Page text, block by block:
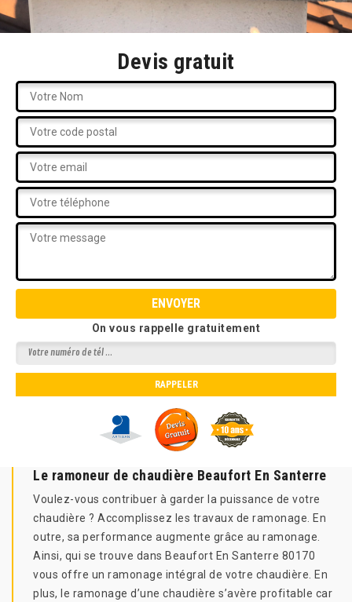
Devis gratuit
On vous rappelle gratuitement
Le ramoneur de chaudière Beaufort En Santerre
Voulez-vous contribuer à garder la puissance de votre
chaudière ? Accomplissez les travaux de ramonage. En
outre, sa performance augmente grâce au ramonage.
Ainsi, qui se trouve dans Beaufort En Santerre 80170
vous offre un ramonage intégral de votre chaudière. En
plus, le ramonage d’une chaudière s’avère profitable car